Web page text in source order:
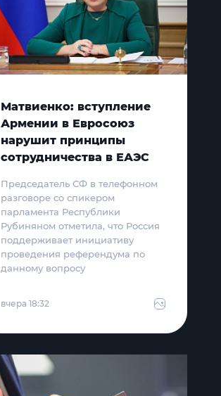
Матвиенко: вступление
Армении в Евросоюз
нарушит принципы
сотрудничества в ЕАЭС
Председатель СФ в телефонном
разговоре со спикером
парламента Республики
Рубиняном отметила, что Россия
поддерживает инициативу
проведения референдума по
данному вопросу
вчера 18:32